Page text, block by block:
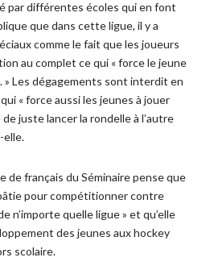
par différentes écoles qui en font
que dans cette ligue, il y a
comme le fait que les joueurs
au complet ce qui « force le jeune
» Les dégagements sont interdit en
« force aussi les jeunes à jouer
juste lancer la rondelle à l’autre
elle.
de français du Séminaire pense que
pour compétitionner contre
n’importe quelle ligue » et qu’elle
des jeunes aux hockey
scolaire.